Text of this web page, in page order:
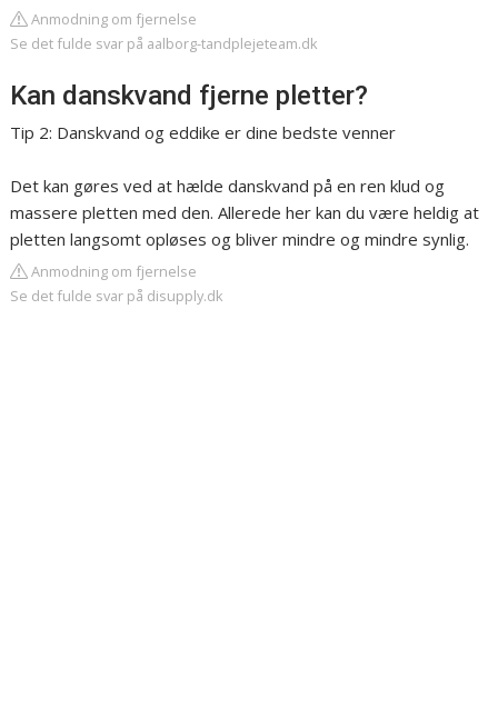
Anmodning om fjernelse
Se det fulde svar på aalborg-tandplejeteam.dk
Kan danskvand fjerne pletter?
Tip 2: Danskvand og eddike er dine bedste venner
Det kan gøres ved at hælde danskvand på en ren klud og
massere pletten med den. Allerede her kan du være heldig at
pletten langsomt opløses og bliver mindre og mindre synlig.
Anmodning om fjernelse
Se det fulde svar på disupply.dk